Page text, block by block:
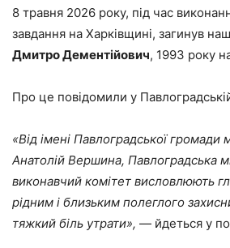
8 травня 2026 року, під час
завдання на Харківщині, загинув
Дмитро Дементійович, 1993 року
Про це повідомили у Павлоградській
«Від імені Павлоградської громади
Анатолій Вершина, Павлоградська
виконавчий комітет висловлюють
рідним і близьким полеглого
тяжкий біль утрати», — йдеться у